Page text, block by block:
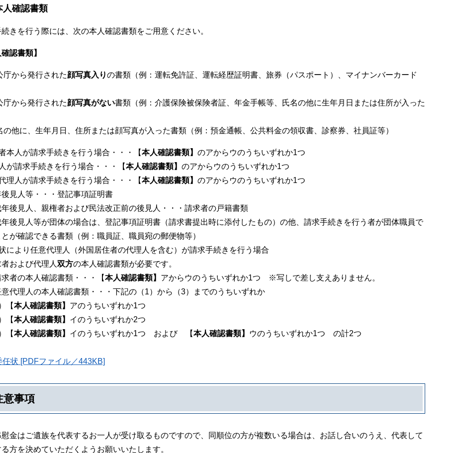
確認書類
きを行う際には、次の本人確認書類をご用意ください。
認書類】
庁から発行された顔写真入りの書類（例：運転免許証、運転経歴証明書、旅券（パスポート）、マイナンバーカード
庁から発行された顔写真がない書類（例：介護保険被保険者証、年金手帳等、氏名の他に生年月日または住所が入った
の他に、生年月日、住所または顔写真が入った書類（例：預金通帳、公共料金の領収書、診察券、社員証等）
本人が請求手続きを行う場合・・・【本人確認書類】 のアからウのうちいずれか1つ
が請求手続きを行う場合・・・【本人確認書類】 のアからウのうちいずれか1つ
理人が請求手続きを行う場合・・・【本人確認書類】 のアからウのうちいずれか1つ
見人等・・・登記事項証明書
後見人、親権者および民法改正前の後見人・・・請求者の戸籍書類
後見人等が団体の場合は、登記事項証明書（請求書提出時に添付したもの）の他、請求手続きを行う者が団体職員で
が確認できる書類（例：職員証、職員宛の郵便物等）
により任意代理人（外国居住者の代理人を含む）が請求手続きを行う場合
および代理人 双方の本人確認書類が必要です。
者の本人確認書類・・・【本人確認書類】 アからウのうちいずれか1つ ※写しで差し支えありません。
代理人の本人確認書類・・・下記の（1）から（3）までのうちいずれか
【本人確認書類】 アのうちいずれか1つ
【本人確認書類】 イのうちいずれか2つ
【本人確認書類】 イのうちいずれか1つ および 【本人確認書類】 ウのうちいずれか1つ の計2つ
任状 [PDFファイル／443KB]
意事項
金はご遺族を代表するお一人が受け取るものですので、同順位の方が複数いる場合は、お話し合いのうえ、代表して
方を決めていただくようお願いいたします。